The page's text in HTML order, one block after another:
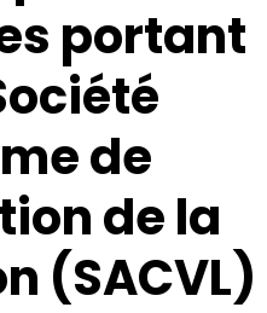
portant
de
de la
(SACVL)